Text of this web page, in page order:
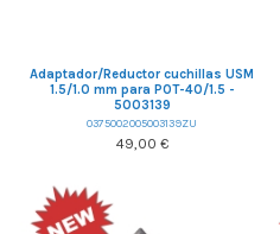
Adaptador/Reductor cuchillas USM
1.5/1.0 mm para POT-40/1.5 -
5003139
0375002005003139ZU
49,00 €